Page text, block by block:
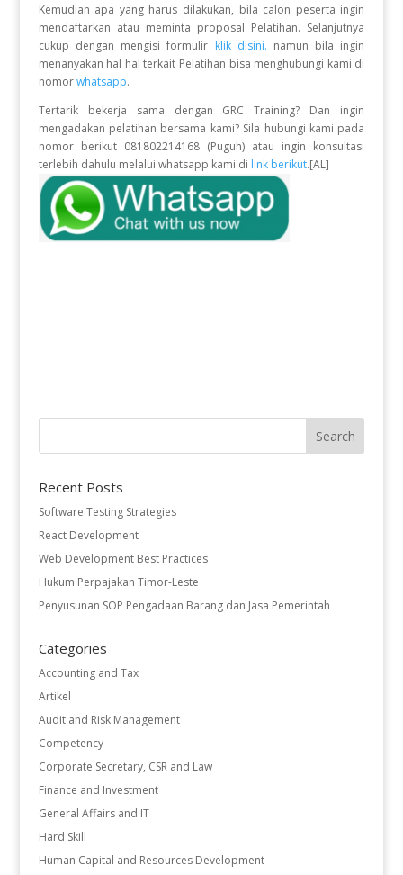
Kemudian apa yang harus dilakukan, bila calon peserta ingin
mendaftarkan atau meminta proposal Pelatihan. Selanjutnya
cukup dengan mengisi formulir klik disini. namun bila ingin
menanyakan hal hal terkait Pelatihan bisa menghubungi kami di
nomor whatsapp.
Tertarik bekerja sama dengan GRC Training? Dan ingin
mengadakan pelatihan bersama kami? Sila hubungi kami pada
nomor berikut 081802214168 (Puguh) atau ingin konsultasi
terlebih dahulu melalui whatsapp kami di link berikut.[AL]
Recent Posts
Software Testing Strategies
React Development
Web Development Best Practices
Hukum Perpajakan Timor-Leste
Penyusunan SOP Pengadaan Barang dan Jasa Pemerintah
Categories
Accounting and Tax
Artikel
Audit and Risk Management
Competency
Corporate Secretary, CSR and Law
Finance and Investment
General Affairs and IT
Hard Skill
Human Capital and Resources Development